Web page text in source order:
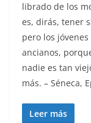
librado de los
es, dirás, tener
pero los
ancianos,
nadie es tan
más. – Séneca,
Leer más